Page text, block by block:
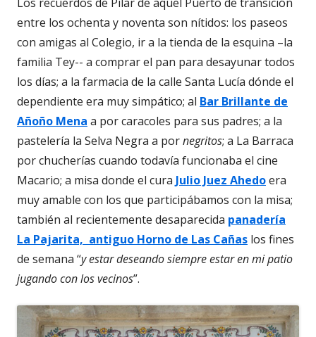
entre los ochenta y noventa son nítidos: los paseos
con amigas al Colegio, ir a la tienda de la esquina –la
familia Tey-- a comprar el pan para desayunar todos
los días; a la farmacia de la calle Santa Lucía dónde el
dependiente era muy simpático; al Bar Brillante de
Añoño Mena a por caracoles para sus padres; a la
pastelería la Selva Negra a pornegritos; a La Barraca
por chucherías cuando todavía funcionaba el cine
Macario; a misa donde el cura Julio Juez Ahedoera
muy amable con los que participábamos con la misa;
también al recientemente desaparecida panadería
La Pajarita, antiguo Horno de Las Cañas los fines
de semana “y estar deseando siempre estar en mi patio
jugando con los vecinos”.